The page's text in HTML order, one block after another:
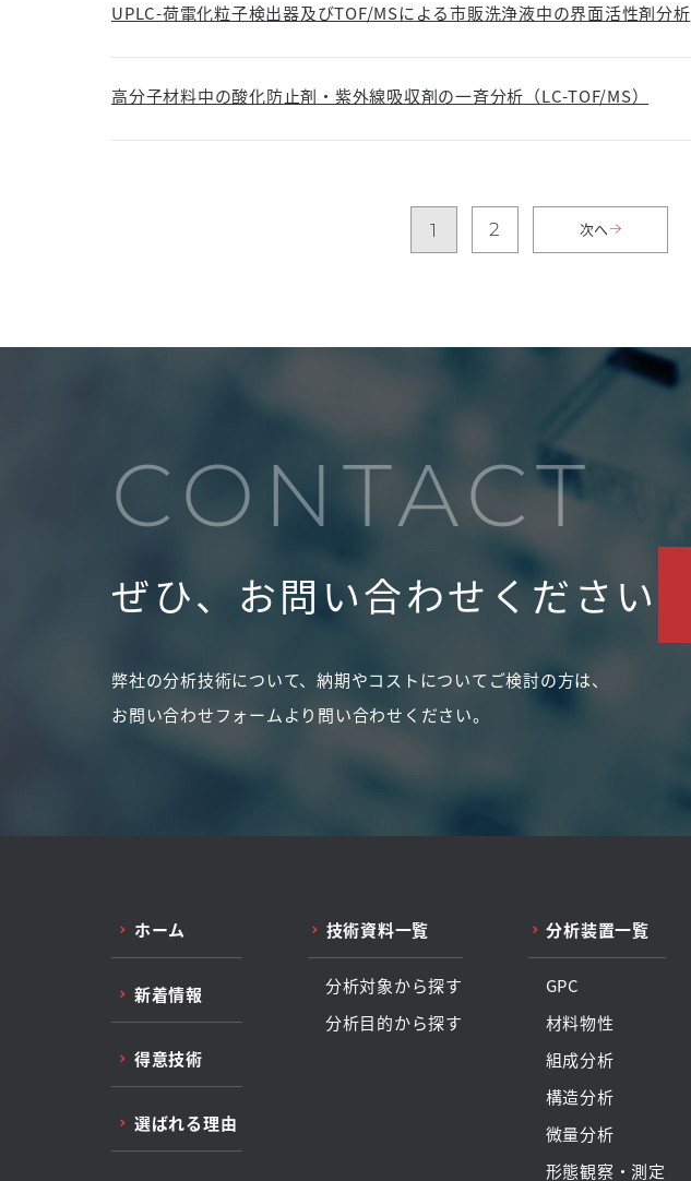
UPLC-荷電化粒子検出器及びTOF/MSによる市販洗浄液中の界面活性剤分析
高分子材料中の酸化防止剤・紫外線吸収剤の一斉分析（LC-TOF/MS）
1 2 次へ
CONTACT
ぜひ、お問い合わせください
弊社の分析技術について、納期やコストについてご検討の方は、
お問い合わせフォームより問い合わせください。
ホーム
新着情報
得意技術
選ばれる理由
技術資料一覧
分析対象から探す
分析目的から探す
分析装置一覧
GPC
材料物性
組成分析
構造分析
微量分析
形態観察・測定